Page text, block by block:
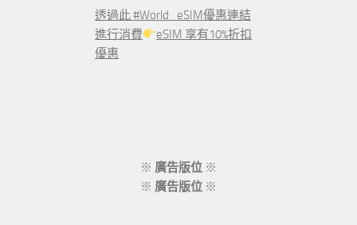
透過此 #World_eSIM優惠連結
進行消費
eSIM 享有10%折扣
優惠
※ 廣告版位 ※
※ 廣告版位 ※